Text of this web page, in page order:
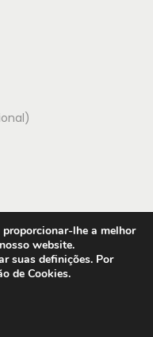
lhe a melhor
website.
suas definições. Por
de Cookies.